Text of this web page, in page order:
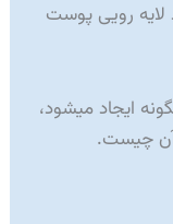
رویی پوست
ایجاد میشود،
آن چیست.